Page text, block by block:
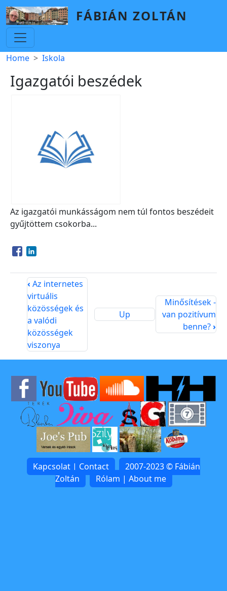
Skip to main content
FÁBIÁN ZOLTÁN
Breadcrumb
Home Iskola
Igazgatói beszédek
Az igazgatói munkásságom nem túl fontos beszédeit
gyűjtöttem csokorba...
Opens in a new window
Opens in a new window
‹ Az internetes
virtuális
közösségek és
a valódi
közösségek
viszonya
Up
Minősítések -
van pozitívum
benne?›
Kapcsolat | Contact
2007-2023 © Fábián
Zoltán
Rólam | About me